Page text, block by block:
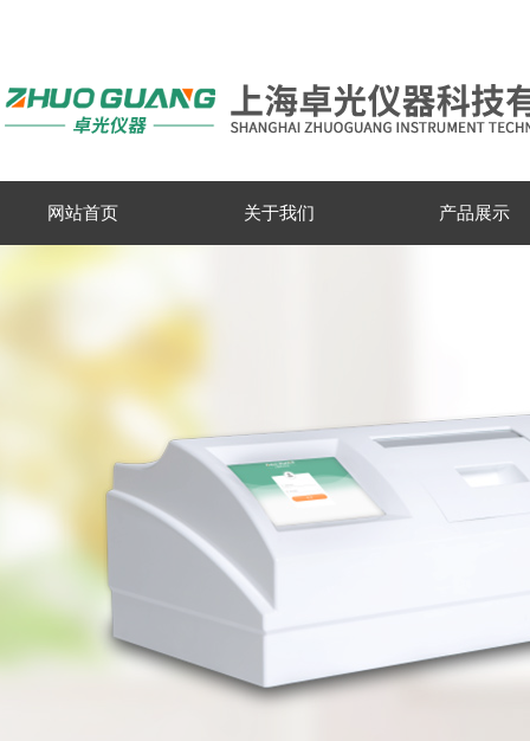
网站首页 关于我们 产品展示